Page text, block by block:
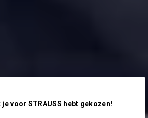
je voor STRAUSS hebt gekozen!